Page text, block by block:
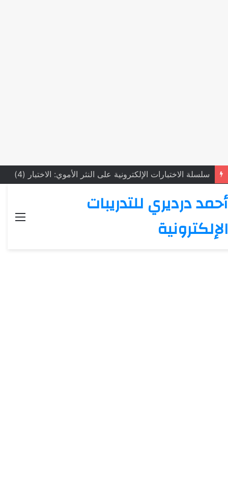
سلسلة الاختبارات الإلكترونية على النثر الأموي: الاختبار (4)
أحمد درديري للتدريبات
الإلكترونية